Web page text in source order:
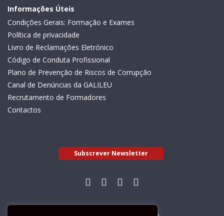
Informações Úteis
Condições Gerais: Formação e Exames
Política de privacidade
Livro de Reclamações Eletrónico
Código de Conduta Profissional
Plano de Prevenção de Riscos de Corrupção
Canal de Denúncias da GALILEU
Recrutamento de Formadores
Contactos
Subscrever Newsletter